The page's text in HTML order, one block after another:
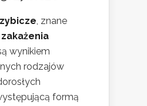
, znane
zakażenia
są wynikiem
rodzajów
formą